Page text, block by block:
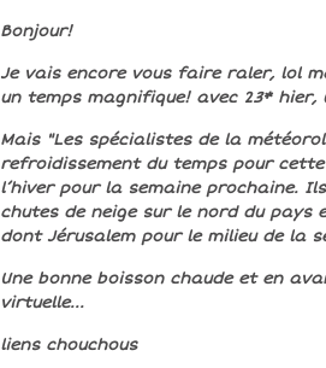
Bonjour!
Je vais encore vous faire raler, lol
un temps magnifique! avec 23*
Mais "Les spécialistes de la
refroidissement du temps pour
l’hiver pour la semaine prochaine.
chutes de neige sur le nord du pays
dont Jérusalem pour le milieu de la
Une bonne boisson chaude et en
virtuelle...
liens chouchous